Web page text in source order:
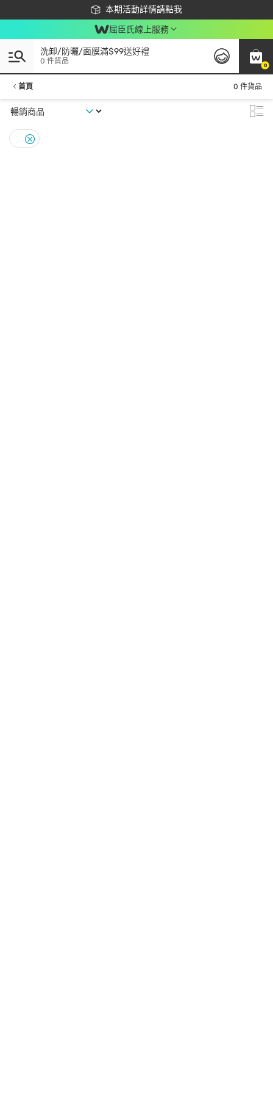
本期活動詳情請點我
下載app最高回饋$350
屈臣氏線上服務
0
洗卸/防曬/面膜滿$99送好禮
0 件貨品
首頁 0 件貨品